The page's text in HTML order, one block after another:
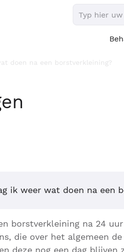
doen na een borstverkleining?
ik weer wat doen na een
borstverkleining na 24
die over het algemeen
deze nog een dag